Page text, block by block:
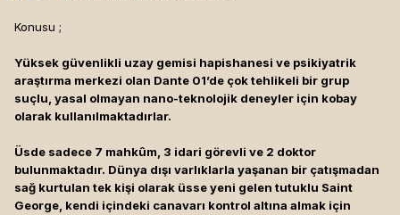
Konusu ;
Yüksek güvenlikli uzay gemisi hapishanesi ve psikiyatrik
araştırma merkezi olan Dante 01’de çok tehlikeli bir grup
suçlu, yasal olmayan nano-teknolojik deneyler için kobay
olarak kullanılmaktadırlar.
Üsde sadece 7 mahkûm, 3 idari görevli ve 2 doktor
bulunmaktadır. Dünya dışı varlıklarla yaşanan bir çatışmadan
sağ kurtulan tek kişi olarak üsse yeni gelen tutuklu Saint
George, kendi içindeki canavarı kontrol altına almak için